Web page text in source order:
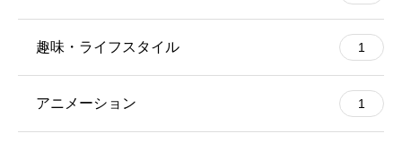
趣味・ライフスタイル 1
アニメーション 1